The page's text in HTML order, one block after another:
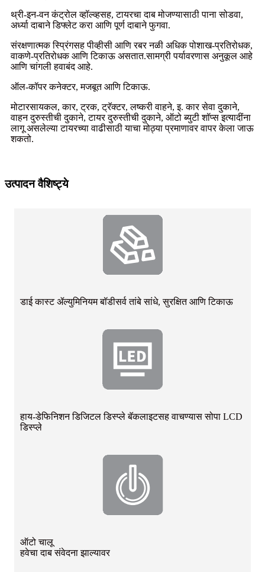
थ्री-इन-वन कंट्रोल व्हॉल्व्हसह, टायरचा दाब मोजण्यासाठी पाना सोडवा,
अर्ध्या दाबाने डिफ्लेट करा आणि पूर्ण दाबाने फुगवा.
संरक्षणात्मक स्प्रिंगसह पीव्हीसी आणि रबर नळी अधिक पोशाख-प्रतिरोधक,
वाकणे-प्रतिरोधक आणि टिकाऊ असतात.सामग्री पर्यावरणास अनुकूल आहे
आणि चांगली हवाबंद आहे.
ऑल-कॉपर कनेक्टर, मजबूत आणि टिकाऊ.
मोटारसायकल, कार, ट्रक, ट्रॅक्टर, लष्करी वाहने, इ. कार सेवा दुकाने,
वाहन दुरुस्तीची दुकाने, टायर दुरुस्तीची दुकाने, ऑटो ब्युटी शॉप्स इत्यादींना
लागू असलेल्या टायरच्या वाढीसाठी याचा मोठ्या प्रमाणावर वापर केला जाऊ
शकतो.
उत्पादन वैशिष्ट्ये
डाई कास्ट ॲल्युमिनियम बॉडीसर्व तांबे सांधे, सुरक्षित आणि टिकाऊ
हाय-डेफिनिशन डिजिटल डिस्प्ले बॅकलाइटसह वाचण्यास सोपा LCD
डिस्प्ले
ऑटो चालू
हवेचा दाब संवेदना झाल्यावर